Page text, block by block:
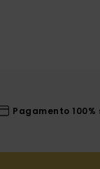
Pagamento 100%